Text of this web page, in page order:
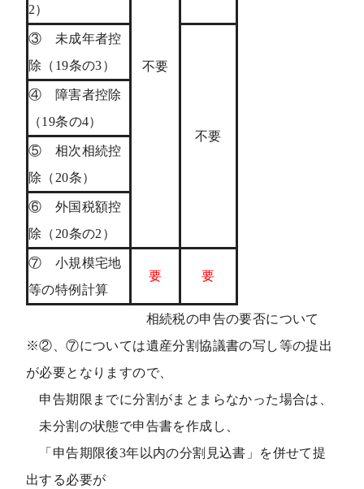
不要
2）
③ 未成年者控
除（19条の3）
不要
④ 障害者控除
（19条の4）
⑤ 相次相続控
除（20条）
⑥ 外国税額控
除（20条の2）
⑦ 小規模宅地
等の特例計算
要 要
相続税の申告の要否について
※②、⑦については遺産分割協議書の写し等の提出
が必要となりますので、
申告期限までに分割がまとまらなかった場合は、
未分割の状態で申告書を作成し、
「申告期限後3年以内の分割見込書」を併せて提
出する必要が